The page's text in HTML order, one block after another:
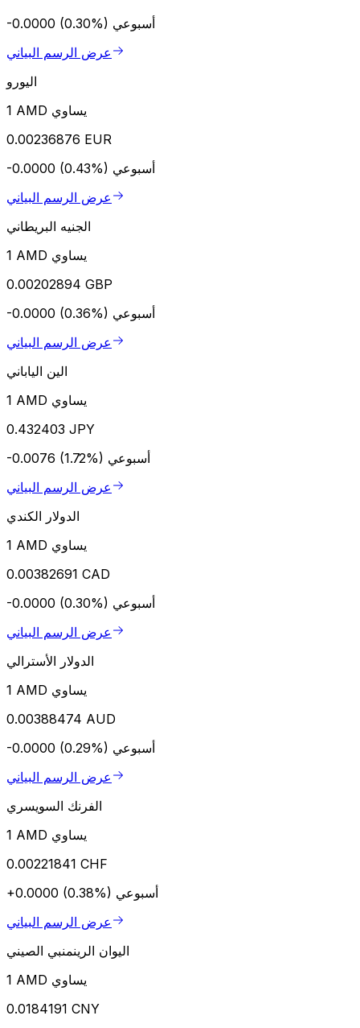
-0.0000 (0.30%) أسبوعي
عرض الرسم البياني
اليورو
1 AMD يساوي
0.00236876 EUR
-0.0000 (0.43%) أسبوعي
عرض الرسم البياني
الجنيه البريطاني
1 AMD يساوي
0.00202894 GBP
-0.0000 (0.36%) أسبوعي
عرض الرسم البياني
الين الياباني
1 AMD يساوي
0.432403 JPY
-0.0076 (1.72%) أسبوعي
عرض الرسم البياني
الدولار الكندي
1 AMD يساوي
0.00382691 CAD
-0.0000 (0.30%) أسبوعي
عرض الرسم البياني
الدولار الأسترالي
1 AMD يساوي
0.00388474 AUD
-0.0000 (0.29%) أسبوعي
عرض الرسم البياني
الفرنك السويسري
1 AMD يساوي
0.00221841 CHF
+0.0000 (0.38%) أسبوعي
عرض الرسم البياني
اليوان الرينمنبي الصيني
1 AMD يساوي
0.0184191 CNY